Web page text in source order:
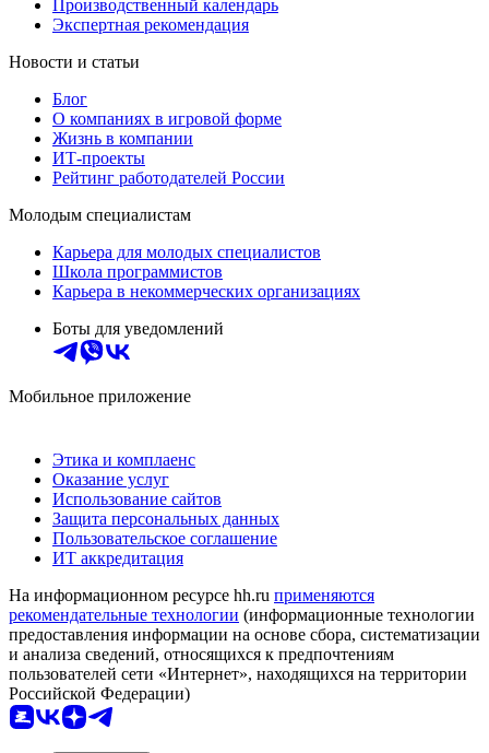
Производственный календарь
Экспертная рекомендация
Новости и статьи
Блог
О компаниях в игровой форме
Жизнь в компании
ИТ-проекты
Рейтинг работодателей России
Молодым специалистам
Карьера для молодых специалистов
Школа программистов
Карьера в некоммерческих организациях
Боты для уведомлений
Мобильное приложение
Этика и комплаенс
Оказание услуг
Использование сайтов
Защита персональных данных
Пользовательское соглашение
ИТ аккредитация
На информационном ресурсе hh.ru применяются
рекомендательные технологии (информационные технологии
предоставления информации на основе сбора, систематизации
и анализа сведений, относящихся к предпочтениям
пользователей сети «Интернет», находящихся на территории
Российской Федерации)